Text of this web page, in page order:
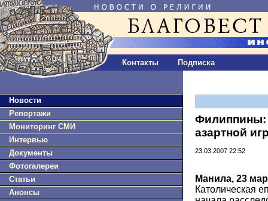
Контакты Подписка
Новости
Репортажи
Мониторинг СМИ
Интервью
Документы
Фотогалереи
Статьи
Анонсы
Филиппины:
азартной
23.03.2007 22:52
Манила, 23
Католическая